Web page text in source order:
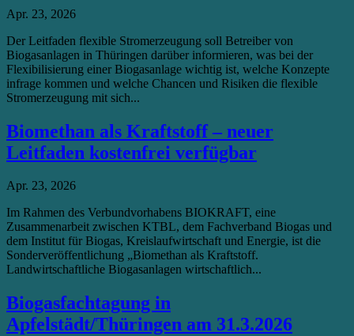
Apr. 23, 2026
Der Leitfaden flexible Stromerzeugung soll Betreiber von
Biogasanlagen in Thüringen darüber informieren, was bei der
Flexibilisierung einer Biogasanlage wichtig ist, welche Konzepte
infrage kommen und welche Chancen und Risiken die flexible
Stromerzeugung mit sich...
Biomethan als Kraftstoff – neuer
Leitfaden kostenfrei verfügbar
Apr. 23, 2026
Im Rahmen des Verbundvorhabens BIOKRAFT, eine
Zusammenarbeit zwischen KTBL, dem Fachverband Biogas und
dem Institut für Biogas, Kreislaufwirtschaft und Energie, ist die
Sonderveröffentlichung „Biomethan als Kraftstoff.
Landwirtschaftliche Biogasanlagen wirtschaftlich...
Biogasfachtagung in
Apfelstädt/Thüringen am 31.3.2026